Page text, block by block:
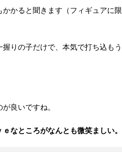
かると聞きます（フィギュアに限
りの子だけで、本気で打ち込もう
良いですね。
なところがなんとも微笑ましい。